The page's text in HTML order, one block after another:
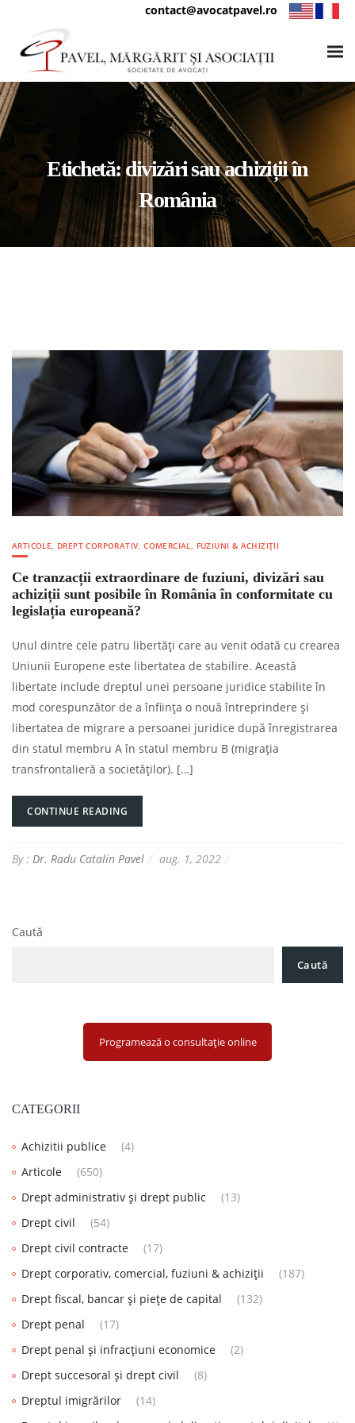
contact@avocatpavel.ro
Etichetă:divizări sau achiziții în
România
ARTICOLE, DREPT CORPORATIV, COMERCIAL, FUZIUNI & ACHIZIȚII
Ce tranzacții extraordinare de fuziuni, divizări sau
achiziții sunt posibile în România în conformitate cu
legislația europeană?
Unul dintre cele patru libertăți care au venit odată cu crearea
Uniunii Europene este libertatea de stabilire. Această
libertate include dreptul unei persoane juridice stabilite în
mod corespunzător de a înființa o nouă întreprindere și
libertatea de migrare a persoanei juridice după înregistrarea
din statul membru A în statul membru B (migrația
transfrontalieră a societăților). […]
CONTINUE READING
By : Dr. Radu Catalin Pavel aug. 1, 2022
Caută
Caută
Programează o consultație online
CATEGORII
Achizitii publice
(4)
Articole
(650)
Drept administrativ și drept public
(13)
Drept civil
(54)
Drept civil contracte
(17)
Drept corporativ, comercial, fuziuni & achiziții
(187)
Drept fiscal, bancar și piețe de capital
(132)
Drept penal
(17)
Drept penal și infracțiuni economice
(2)
Drept succesoral și drept civil
(8)
Dreptul imigrărilor
(14)